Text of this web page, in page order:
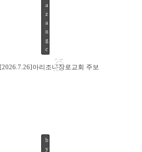
25
JUL
a
z
a
n
g
c
[2026.7.26]아리조나장로교회 주보
b
y